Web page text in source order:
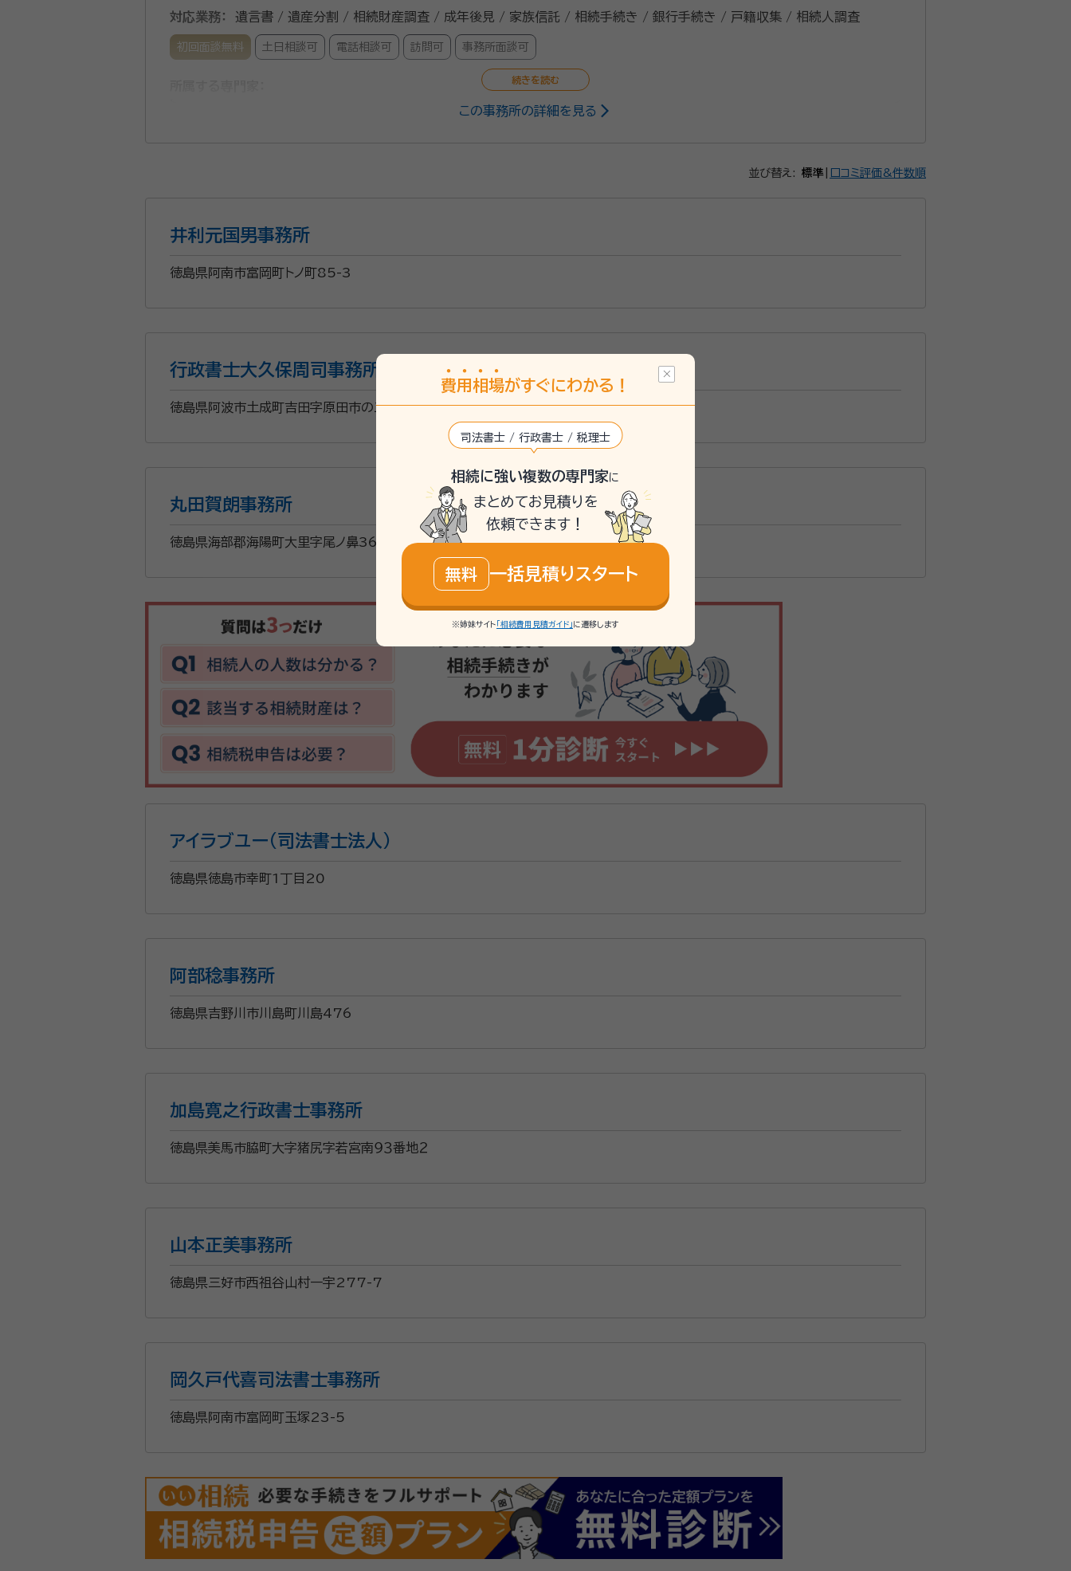
対応業務： 遺言書 / 遺産分割 / 相続財産調査 / 成年後見 / 家族信託 / 相続手続き / 銀行手続き / 戸籍収集 / 相続人調査
初回面談無料 土日相談可 電話相談可 訪問可 事務所面談可
面談の感想
徳島で相続手続を中心に対応しております。初回相談無料、土日祝・遅い時間でも事前予約にて対応致します。 他士業とも連携し
ておりますのでお困りであればご気軽にご相談下さい。
この事務所の詳細を見る
並び替え: 標準 口コミ評価&件数順
井利元国男事務所
徳島県阿南市富岡町トノ町85-3
行政書士大久保周司事務所
徳島県阿波市土成町吉田字原田市の三２０番地１
丸田賀朗事務所
徳島県海部郡海陽町大里字尾ノ鼻36-2
アイラブユー(司法書士法人)
徳島県徳島市幸町1丁目20
阿部稔事務所
徳島県吉野川市川島町川島476
加島寛之行政書士事務所
徳島県美馬市脇町大字猪尻字若宮南９３番地２
山本正美事務所
徳島県三好市西祖谷山村一宇277-7
岡久戸代喜司法書士事務所
徳島県阿南市富岡町玉塚23-5
費用 相場がすぐにわかる！
司法書士 / 行政書士 / 税理士
相続に強い複数の専門家に
まとめてお見積りを
依頼できます！
無料 一括見積りスタート
※姉妹サイト 「相続費用見積ガイド」 に遷移します